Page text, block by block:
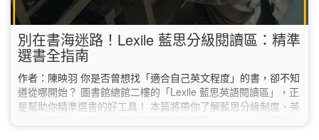
別在書海迷路！Lexile 藍思分級閱讀區：精準
選書全指南
作者：陳映羽 你是否曾想找「適合自己英文程度」的書，卻不知
道從哪開始？ 圖書館總館二樓的「Lexile 藍思英語閱讀區」，正
是幫助你精準選書的好工具！ 本篇將帶你了解藍思分級制度、英